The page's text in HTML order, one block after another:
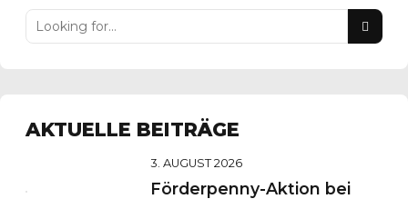
AKTUELLE BEITRÄGE
3. AUGUST 2026
Förderpenny-Aktion bei